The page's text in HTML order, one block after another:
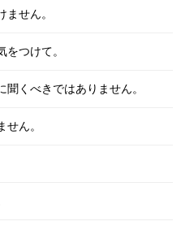
ません。
つけて。
くべきではありません。
ん。